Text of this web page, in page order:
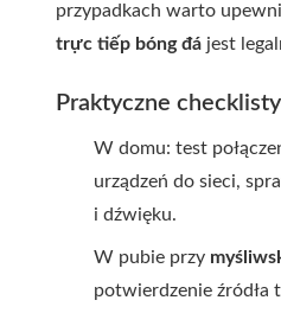
przypadkach warto
trực tiếp bóng đá jest
Praktyczne checklisty
W domu: test
urządzeń do sieci,
i dźwięku.
W pubie przy
potwierdzenie źródła